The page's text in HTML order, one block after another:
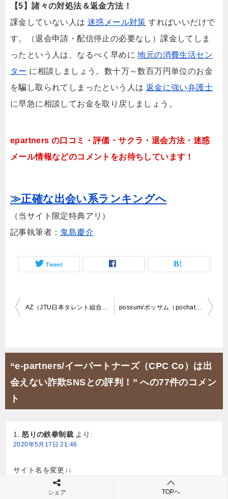
【5】諸々の対処法＆返金方法！
課金していない人は 迷惑メール対策 すればいいだけで
す。（退会申請・配信停止の必要なし）課金してしま
ったという人は、なるべく早めに地元の消費生活セン
ター に相談しましょう。数十万～数百万円単位のお金
を騙し取られてしまったという人は 返金に強い弁護士
に早急に相談してお金を取り戻しましょう。
epartners の口コミ・評価・サクラ・退会方法・迷惑
メール情報などのコメントをお待ちしています！
≫正確な出会い系ランキングへ
（当サイト限定特典アリ）
記事執筆者： 鬼島慶介
Tweet
投
ビ
ゲ
ー
ン
AZ（JTU日本タレント組合・山P成りすまし）z100a.com possum/ポッサム（pochat）評判は最悪！無料チャットはウソ！
“e-partners/イーパートナーズ（CPC Co）は出
会えない詐欺SNSとの評判！” への77件のコメン
ト
怒りの鉄拳制裁 より:
2020年5月17日 21:46
サイト名を変更↓↓
マッチング SNS
シェア TOPへ